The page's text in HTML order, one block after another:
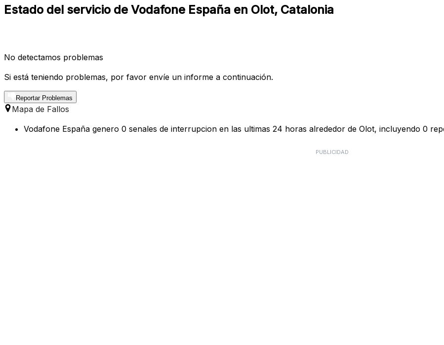
Estado del servicio de Vodafone España en Olot, Catalonia
No detectamos problemas
Si está teniendo problemas, por favor envíe un informe a continuación.
Reportar Problemas
Mapa de Fallos
Vodafone España genero 0 senales de interrupcion en las ultimas 24 horas alrededor de Olot, incluyendo 0
PUBLICIDAD